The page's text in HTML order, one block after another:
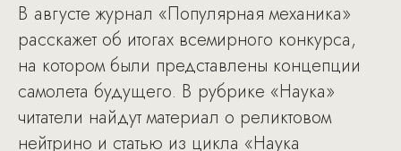
В августе журнал «Популярная механика»
расскажет об итогах всемирного конкурса,
на котором были представлены концепции
самолета будущего. В рубрике «Наука»
читатели найдут материал о реликтовом
нейтрино и статью из цикла «Наука